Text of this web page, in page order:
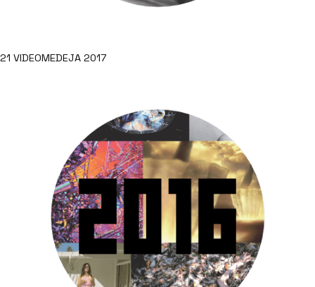
21 VIDEOMEDEJA 2017